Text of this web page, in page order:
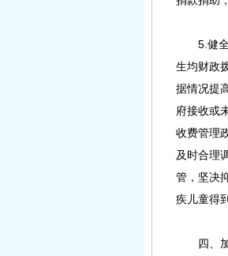
5.健全
生均财政
据情况提
府接收或
收费管理
及时合理
管，坚决
疾儿童得
四、加